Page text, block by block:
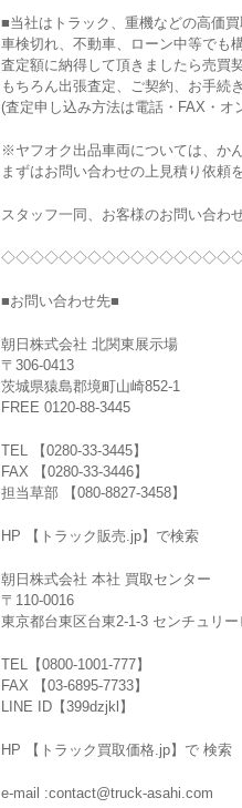
■当社はトラック、重機などの高価
車検切れ、不動車、ローン中等でも
査定額に納得して頂きましたら売買
もちろん出張査定、ご契約、お手続
(査定申し込み方法は電話・FAX・
※ヤフオク出品車両については、か
まずはお問い合わせの上見積り依頼
スタッフ一同、お客様のお問い合わ
■お問い合わせ先■
朝日株式会社 北関東展示場
〒306-0413
茨城県猿島郡境町山崎852-1
FREE 0120-88-3445
TEL 【0280-33-3445】
FAX 【0280-33-3446】
担当草部 【080-8827-3458】
HP 【トラック販売.jp】で検索
朝日株式会社 本社 買取センター
〒110-0016
東京都台東区台東2-1-3 センチュリ
TEL【0800-1001-777】
FAX 【03-6895-7733】
LINE ID【399dzjkl】
HP 【トラック買取価格.jp】で 検索
e-mail :contact@truck-asahi.com